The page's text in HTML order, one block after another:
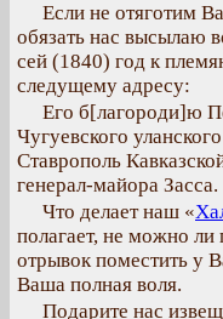
Если не отяготим
обязать нас высылаю
сей (1840) год к
следущему адресу:
Его б[лагороди]ю
Чугуевского
Ставрополь
генерал-майора Засса.
Что делает наш «
полагает, не можно ли
отрывок поместить у
Ваша полная воля.
Подарите нас